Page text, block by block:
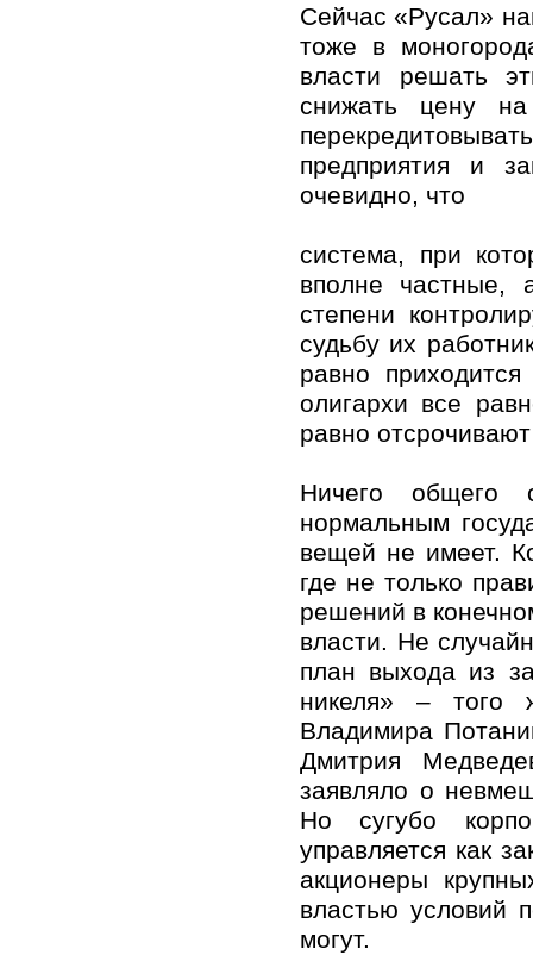
Сейчас «Русал»
тоже в
власти решать
снижать цену на
предприятия и
очевидно, что
система, при
вполне частные,
степени
судьбу их
равно
олигархи все
равно
Ничего общего
нормальным
вещей не имеет.
где не только
решений в
власти. Не
план выхода из
никеля» – того
Владимира
Дмитрия
заявляло о
Но сугубо
управляется как
акционеры
властью условий
могут.